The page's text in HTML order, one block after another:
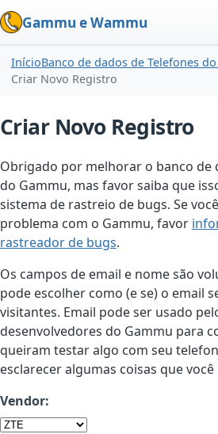
Gammu e Wammu
InícioBanco de dados de Telefones
Criar Novo Registro
Criar Novo Registro
Obrigado por melhorar o banco de
do Gammu, mas favor saiba que
sistema de rastreio de bugs. Se
problema com o Gammu, favor
rastreador de bugs.
Os campos de email e nome são
pode escolher como (e se) o email
visitantes. Email pode ser usado
desenvolvedores do Gammu para
queiram testar algo com seu
esclarecer algumas coisas que
Vendor: